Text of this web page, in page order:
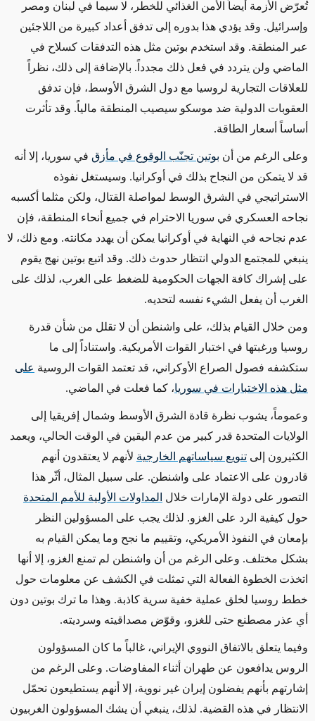
تُعرّض الأزمة أيضاً الأمن الغذائي للخطر، لا سيما في لبنان ومصر
وإسرائيل. وقد يؤدي هذا بدوره إلى تدفق أعداد كبيرة من اللاجئين
عبر المنطقة. وقد استخدم بوتين مثل هذه التدفقات كسلاح في
الماضي ولن يتردد في فعل ذلك مجدداً. بالإضافة إلى ذلك، نظراً
للعلاقات التجارية لروسيا مع دول الشرق الأوسط، فإن تدفق
العقوبات الدولية ضد موسكو سيصيب المنطقة مالياً. وقد تأثرت
أساساً أسعار الطاقة.
وعلى الرغم من أن بوتين تجنّب الوقوع في مأزق في سوريا، إلا أنه
قد لا يتمكن من النجاح بذلك في أوكرانيا. وسيستغل نفوذه
الاستراتيجي في الشرق الوسط لمواصلة القتال، ولكن مثلما أكسبه
نجاحه العسكري في سوريا الاحترام في جميع أنحاء المنطقة، فإن
عدم نجاحه في النهاية في أوكرانيا يمكن أن يهدد مكانته. ومع ذلك، لا
ينبغي للمجتمع الدولي انتظار حدوث ذلك. وقد اتبع بوتين نهج يقوم
على إشراك كافة الجهات الحكومية للضغط على الغرب، لذلك على
الغرب أن يفعل الشيء نفسه لتحديه.
ومن خلال القيام بذلك، على واشنطن أن لا تقلل من شأن قدرة
روسيا ورغبتها في اختبار القوات الأمريكية. واستناداً إلى ما
ستكشفه فصول الصراع الأوكراني، قد تعتمد القوات الروسية على
مثل هذه الاختبارات في سوريا، كما فعلت في الماضي.
وعموماً، يشوب نظرة قادة الشرق الأوسط وشمال إفريقيا إلى
الولايات المتحدة قدر كبير من عدم اليقين في الوقت الحالي، ويعمد
الكثيرون إلى تنويع سياساتهم الخارجية لأنهم لا يعتقدون أنهم
قادرون على الاعتماد على واشنطن. على سبيل المثال، أثّر هذا
التصور على دولة الإمارات خلال المداولات الأولية للأمم المتحدة
حول كيفية الرد على الغزو. لذلك يجب على المسؤولين النظر
بإمعان في النفوذ الأمريكي، وتقييم ما نجح وما يمكن القيام به
بشكل مختلف. وعلى الرغم من أن واشنطن لم تمنع الغزو، إلا أنها
اتخذت الخطوة الفعالة التي تمثلت في الكشف عن معلومات حول
خطط روسيا لخلق عملية خفية سرية كاذبة. وهذا ما ترك بوتين دون
أي عذر مصطنع حتى للغزو، وقوّض مصداقيته وسرديته.
وفيما يتعلق بالاتفاق النووي الإيراني، غالباً ما كان المسؤولون
الروس يدافعون عن طهران أثناء المفاوضات. وعلى الرغم من
إشارتهم بأنهم يفضلون إيران غير نووية، إلا أنهم يستطيعون تحمّل
الانتظار في هذه القضية. لذلك، ينبغي أن يشك المسؤولون الغربيون